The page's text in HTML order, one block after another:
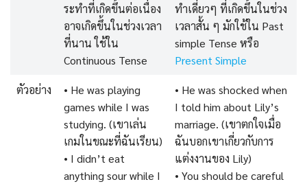
ระทำที่เกิดขึ้นต่อเนื่อง
อาจเกิดขึ้นในช่วงเวลา
ที่นาน ใช้ใน
Continuous Tense
ทำเดี่ยวๆ ที่เกิดขึ้นในช่วง
เวลาสั้น ๆ มักใช้ใน Past
simple Tense หรือ
Present Simple
ตัวอย่าง
• He was playing
games while I was
studying. (เขาเล่น
เกมในขณะที่ฉันเรียน)
• I didn’t eat
anything sour while I
• He was shocked when
I told him about Lily’s
marriage. (เขาตกใจเมื่อ
ฉันบอกเขาเกี่ยวกับการ
แต่งงานของ Lily)
• You should be careful